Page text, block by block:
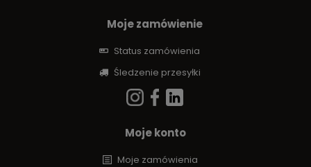
Moje zamówienie
Status zamówienia
Śledzenie przesyłki
Moje konto
Moje zamówienia